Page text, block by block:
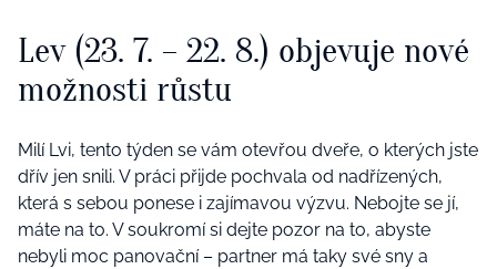
Lev (23. 7. – 22. 8.) objevuje nové
možnosti růstu
Milí Lvi, tento týden se vám otevřou dveře, o kterých jste
dřív jen snili. V práci přijde pochvala od nadřízených,
která s sebou ponese i zajímavou výzvu. Nebojte se jí,
máte na to. V soukromí si dejte pozor na to, abyste
nebyli moc panovační – partner má taky své sny a